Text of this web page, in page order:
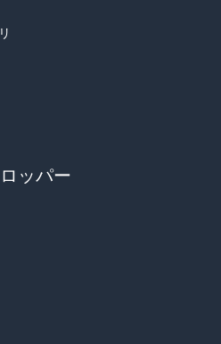
import csv_serializer, j
= 'text/csv'
= csv_serializer
= json_deserializer
レーニングデータのトピックベク
ッパー